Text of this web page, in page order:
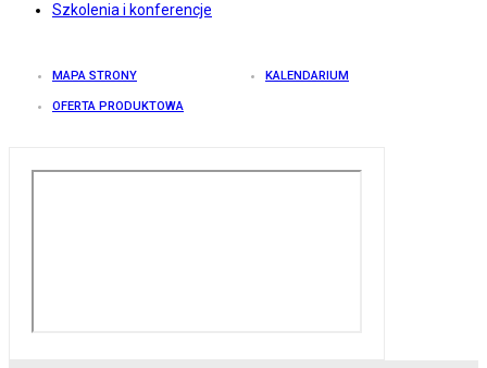
Szkolenia i konferencje
MAPA STRONY KALENDARIUM
OFERTA PRODUKTOWA